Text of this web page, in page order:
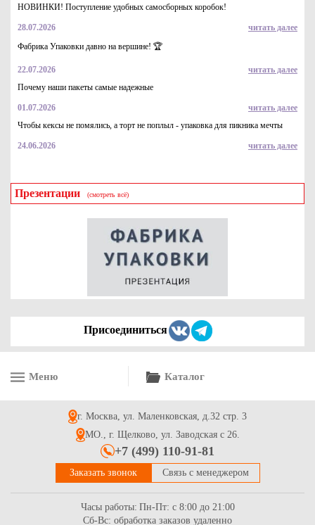
НОВИНКИ! Поступление удобных самосборных коробок!
28.07.2026
читать далее
Фабрика Упаковки давно на вершине! 🏆
22.07.2026
читать далее
Почему наши пакеты самые надежные
01.07.2026
читать далее
Чтобы кексы не помялись, а торт не поплыл - упаковка для пикника мечты
24.06.2026 читать далее
Презентации (смотреть всё)
Присоединиться
Меню Каталог
г. Москва, ул. Маленковская, д.32 стр. 3
МО., г. Щелково, ул. Заводская с 26.
+7 (499) 110-91-81
Заказать звонок Связь с менеджером
Часы работы: Пн-Пт: с 8:00 до 21:00
Сб-Вс: обработка заказов удаленно